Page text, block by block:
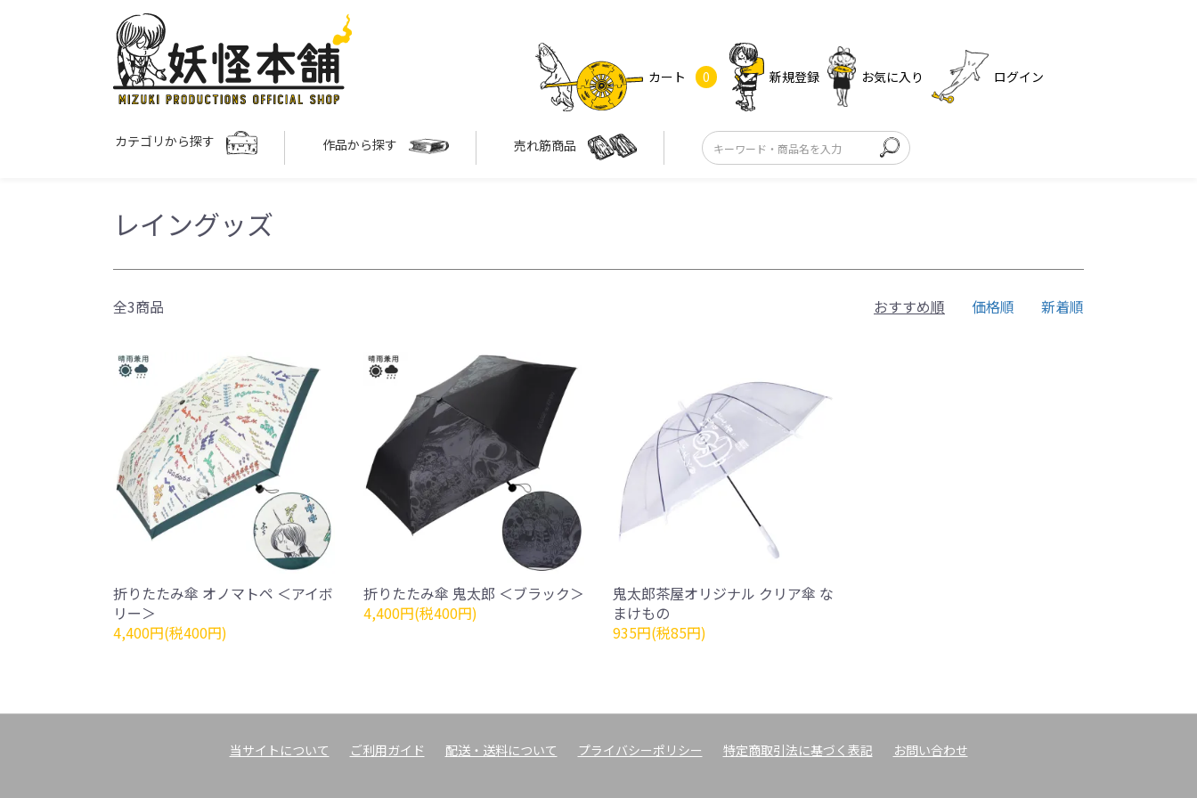
カート 0 新規登録 お気に入り ログイン
カテゴリから探す 作品から探す 売れ筋商品
レイングッズ
全3商品 おすすめ順 価格順 新着順
折りたたみ傘 オノマトペ ＜アイボ
リー＞
4,400円(税400円)
折りたたみ傘 鬼太郎 ＜ブラック＞
4,400円(税400円)
鬼太郎茶屋オリジナル クリア傘 な
まけもの
935円(税85円)
当サイトについて ご利用ガイド 配送・送料について プライバシーポリシー 特定商取引法に基づく表記 お問い合わせ